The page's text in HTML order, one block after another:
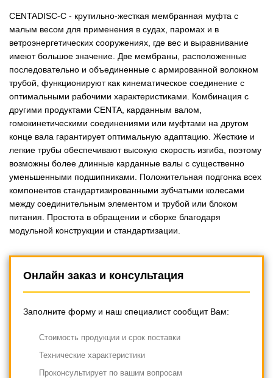
CENTADISC-C - крутильно-жесткая мембранная муфта с
малым весом для применения в судах, паромах и в
ветроэнергетических сооружениях, где вес и выравнивание
имеют большое значение. Две мембраны, расположенные
последовательно и объединенные с армированной волокном
трубой, функционируют как кинематическое соединение с
оптимальными рабочими характеристиками. Комбинация с
другими продуктами CENTA, карданным валом,
гомокинетическими соединениями или муфтами на другом
конце вала гарантирует оптимальную адаптацию. Жесткие и
легкие трубы обеспечивают высокую скорость изгиба, поэтому
возможны более длинные карданные валы с существенно
уменьшенными подшипниками. Положительная подгонка всех
компонентов стандартизированными зубчатыми колесами
между соединительным элементом и трубой или блоком
питания. Простота в обращении и сборке благодаря
модульной конструкции и стандартизации.
Онлайн заказ и консультация
Заполните форму и наш специалист сообщит Вам:
Cтоимость продукции и срок поставки
Технические характеристики
Проконсультирует по вашим вопросам